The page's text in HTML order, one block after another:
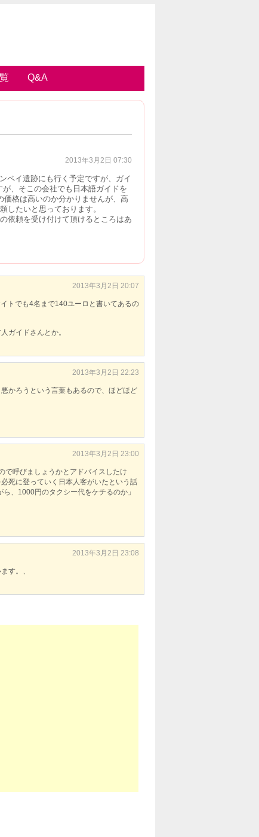
Q&A
2013年3月2日 07:30
ペイ遺跡にも行く予定ですが、ガイ
、そこの会社でも日本語ガイドを
価格は高いのか分かりませんが、高
したいと思っております。
依頼を受け付けて頂けるところはあ
2013年3月2日 20:07
トでも4名まで140ユーロと書いてあるの
ガイドさんとか。
2013年3月2日 22:23
かろうという言葉もあるので、ほどほど
2013年3月2日 23:00
で呼びましょうかとアドバイスしたけ
死に登っていく日本人客がいたという話
、1000円のタクシー代をケチるのか」
2013年3月2日 23:08
す。、